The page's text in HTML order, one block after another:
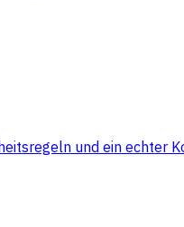
und ein echter